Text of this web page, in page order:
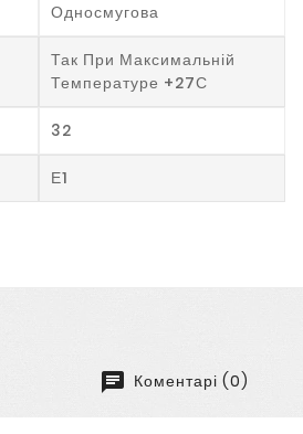
Односмугова
Так При Максимальній
Температуре +27С
32
Е1
Коментарі (0)